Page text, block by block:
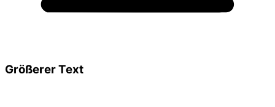
Größerer Text